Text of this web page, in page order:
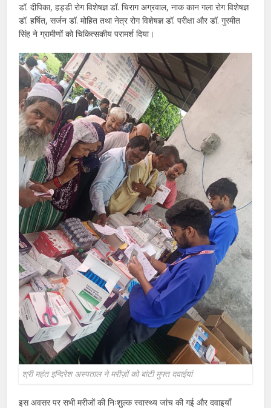
डॉ. दीपिका, हड्डी रोग विशेषज्ञ डॉ. चिराग अग्रवाल, नाक कान गला रोग विशेषज्ञ
डॉ. हर्षित, सर्जन डॉ. मोहित तथा नेत्र रोग विशेषज्ञ डॉ. परीक्षा और डॉ. गुरमीत
सिंह ने ग्रामीणों को चिकित्सकीय परामर्श दिया।
श्री महंत इन्दिरेश अस्पताल ने मरीज़ों को बांटी मुफ्त दवाईयां
इस अवसर पर सभी मरीजों की निःशुल्क स्वास्थ्य जांच की गई और दवाइयाँ